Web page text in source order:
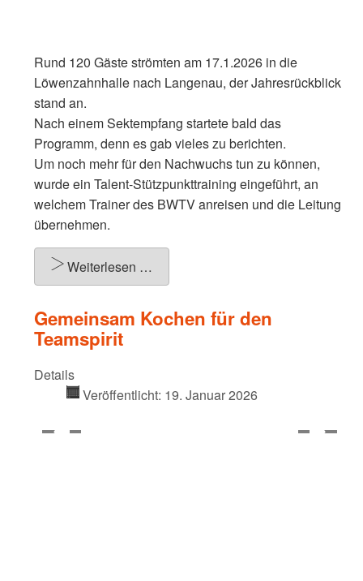
Rund 120 Gäste strömten am 17.1.2026 in die
Löwenzahnhalle nach Langenau, der Jahresrückblick
stand an.
Nach einem Sektempfang startete bald das
Programm, denn es gab vieles zu berichten.
Um noch mehr für den Nachwuchs tun zu können,
wurde ein Talent-Stützpunkttraining eingeführt, an
welchem Trainer des BWTV anreisen und die Leitung
übernehmen.
Weiterlesen …
Gemeinsam Kochen für den
Teamspirit
Details
Veröffentlicht: 19. Januar 2026